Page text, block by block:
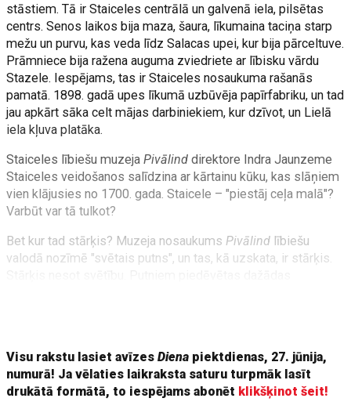
stāstiem. Tā ir Staiceles centrālā un galvenā iela, pilsētas
centrs. Senos laikos bija maza, šaura, līkumaina taciņa starp
mežu un purvu, kas veda līdz Salacas upei, kur bija pārceltuve.
Prāmniece bija ražena auguma zviedriete ar lībisku vārdu
Stazele. Iespējams, tas ir Staiceles nosaukuma rašanās
pamatā. 1898. gadā upes līkumā uzbūvēja papīrfabriku, un tad
jau apkārt sāka celt mājas darbiniekiem, kur dzīvot, un Lielā
iela kļuva platāka.
Staiceles lībiešu muzejaPivālind direktore Indra Jaunzeme
Staiceles veidošanos salīdzina ar kārtainu kūku, kas slāņiem
vien klājusies no 1700. gada. Staicele – "piestāj ceļa malā"?
Varbūt var tā tulkot?
Bet kur tad stārķis? Muzeja nosaukumsPivālind lībiešu
valodā nozīmē "svētais putns", un tas, kā uzskata, ir stārķis.
Visu rakstu lasiet avīzesDiena piektdienas, 27. jūnija,
numurā! Ja vēlaties laikraksta saturu turpmāk lasīt
drukātā formātā, to iespējams abonēt klikšķinot šeit!